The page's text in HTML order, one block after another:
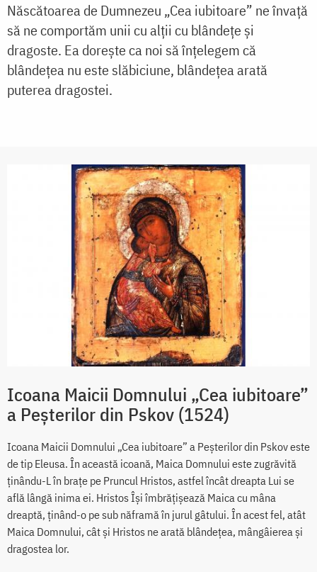
Născătoarea de Dumnezeu „Cea iubitoare” ne învață
să ne comportăm unii cu alții cu blândețe și
dragoste. Ea dorește ca noi să înțelegem că
blândețea nu este slăbiciune, blândețea arată
puterea dragostei.
Icoana Maicii Domnului „Cea iubitoare”
a Peșterilor din Pskov (1524)
Icoana Maicii Domnului „Cea iubitoare” a Peșterilor din Pskov este
de tip Eleusa. În această icoană, Maica Domnului este zugrăvită
ținându-L în brațe pe Pruncul Hristos, astfel încât dreapta Lui se
află lângă inima ei. Hristos Își îmbrățișează Maica cu mâna
dreaptă, ținând-o pe sub năframă în jurul gâtului. În acest fel, atât
Maica Domnului, cât și Hristos ne arată blândețea, mângâierea și
dragostea lor.